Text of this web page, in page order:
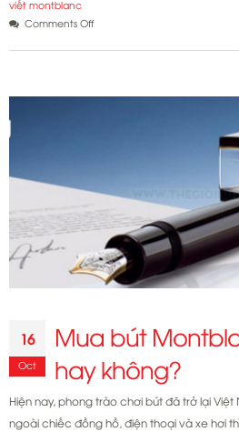
viết montblanc
Comments Offon
Grace
Grace
16
Oct
Mua bút
hay không?
Hiện nay, phong trào chơi bút đã trở lại
ngoài chiếc đồng hồ, điện thoại và xe hơi